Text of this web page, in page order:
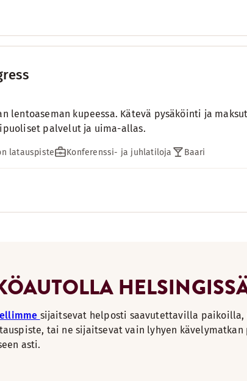
lentoaseman kupeessa. Kätevä pysäköinti ja
palvelut ja uima-allas.
latauspiste Konferenssi- ja juhlatiloja Baari
sijaitsevat helposti saavutettavilla paikoilla,
tai ne sijaitsevat vain lyhyen
asti.